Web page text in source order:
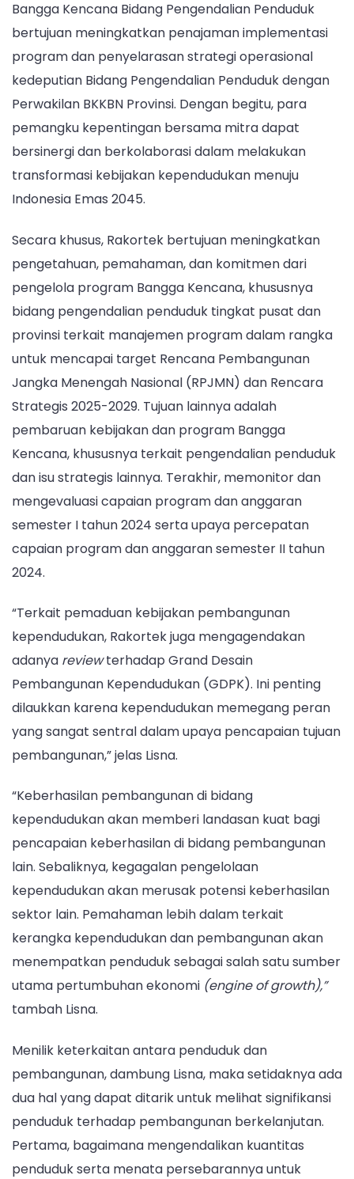
Bangga Kencana Bidang Pengendalian Penduduk
bertujuan meningkatkan penajaman implementasi
program dan penyelarasan strategi operasional
kedeputian Bidang Pengendalian Penduduk dengan
Perwakilan BKKBN Provinsi. Dengan begitu, para
pemangku kepentingan bersama mitra dapat
bersinergi dan berkolaborasi dalam melakukan
transformasi kebijakan kependudukan menuju
Indonesia Emas 2045.
Secara khusus, Rakortek bertujuan meningkatkan
pengetahuan, pemahaman, dan komitmen dari
pengelola program Bangga Kencana, khususnya
bidang pengendalian penduduk tingkat pusat dan
provinsi terkait manajemen program dalam rangka
untuk mencapai target Rencana Pembangunan
Jangka Menengah Nasional (RPJMN) dan Rencara
Strategis 2025-2029. Tujuan lainnya adalah
pembaruan kebijakan dan program Bangga
Kencana, khususnya terkait pengendalian penduduk
dan isu strategis lainnya. Terakhir, memonitor dan
mengevaluasi capaian program dan anggaran
semester I tahun 2024 serta upaya percepatan
capaian program dan anggaran semester II tahun
2024.
“Terkait pemaduan kebijakan pembangunan
kependudukan, Rakortek juga mengagendakan
adanya reviewterhadap Grand Desain
Pembangunan Kependudukan (GDPK). Ini penting
dilaukkan karena kependudukan memegang peran
yang sangat sentral dalam upaya pencapaian tujuan
pembangunan,” jelas Lisna.
“Keberhasilan pembangunan di bidang
kependudukan akan memberi landasan kuat bagi
pencapaian keberhasilan di bidang pembangunan
lain. Sebaliknya, kegagalan pengelolaan
kependudukan akan merusak potensi keberhasilan
sektor lain. Pemahaman lebih dalam terkait
kerangka kependudukan dan pembangunan akan
menempatkan penduduk sebagai salah satu sumber
utama pertumbuhan ekonomi (engine of growth),”
tambah Lisna.
Menilik keterkaitan antara penduduk dan
pembangunan, dambung Lisna, maka setidaknya ada
dua hal yang dapat ditarik untuk melihat signifikansi
penduduk terhadap pembangunan berkelanjutan.
Pertama, bagaimana mengendalikan kuantitas
penduduk serta menata persebarannya untuk